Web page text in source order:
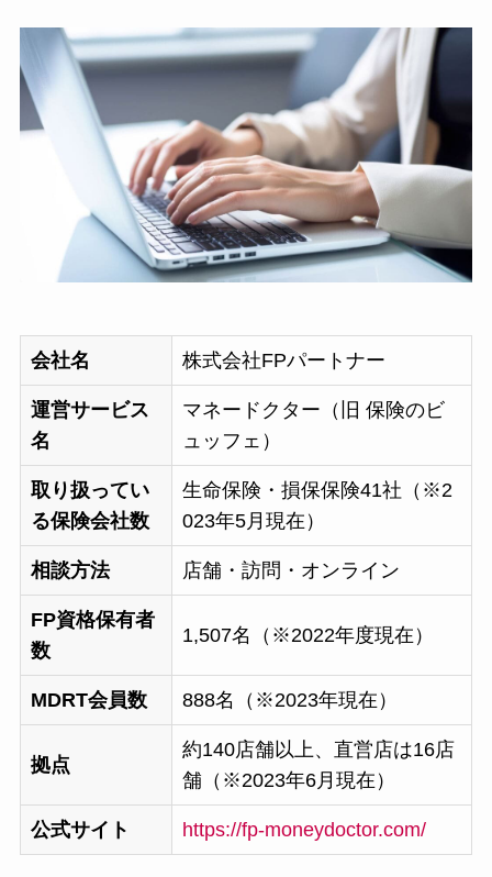
会社名 株式会社FPパートナー
運営サービス
名
マネードクター（旧 保険のビ
ュッフェ）
取り扱ってい
る保険会社数
生命保険・損保保険41社（※2
023年5月現在）
相談方法 店舗・訪問・オンライン
FP資格保有者
数
1,507名（※2022年度現在）
MDRT会員数 888名（※2023年現在）
拠点
約140店舗以上、直営店は16店
舗（※2023年6月現在）
公式サイト https://fp-moneydoctor.com/